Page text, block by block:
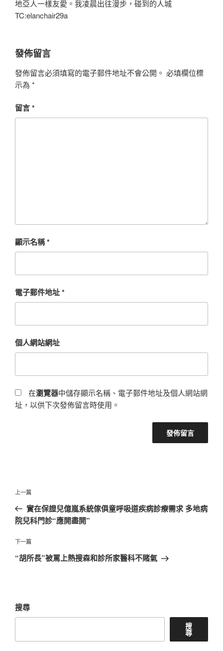
地亞人一樣友愛。我凌晨出往漫步，碰到的人城
TC:elanchair29a
發佈留言
發佈留言必須填寫的電子郵件地址不會公開。 必填欄位標
示為 *
留言*
顯示名稱*
電子郵件地址*
個人網站網址
在瀏覽器中儲存顯示名稱、電子郵件地址及個人網站網
址，以供下次發佈留言時使用。
文
導
覽
上
一
篇
章
上一篇
實在保證兒億嵐系統傢俱童呼吸道疾病診療需求 多地病
院兒科門診“應開盡開”
下
一
下一篇
“胡所長”被罵上熱搜森和診所家醫科不賭氣
搜尋
搜
尋